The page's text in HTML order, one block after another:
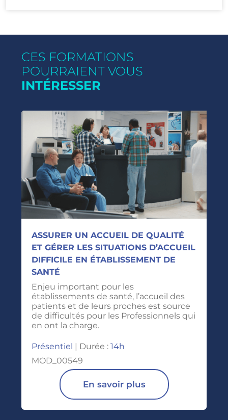
CES FORMATIONS
POURRAIENT VOUS
INTÉRESSER
ASSURER UN ACCUEIL DE QUALITÉ
ET GÉRER LES SITUATIONS D’ACCUEIL
DIFFICILE EN ÉTABLISSEMENT DE
SANTÉ
Enjeu important pour les
établissements de santé, l’accueil des
patients et de leurs proches est source
de difficultés pour les Professionnels qui
en ont la charge.
Présentiel | Durée : 14h
MOD_00549
En savoir plus